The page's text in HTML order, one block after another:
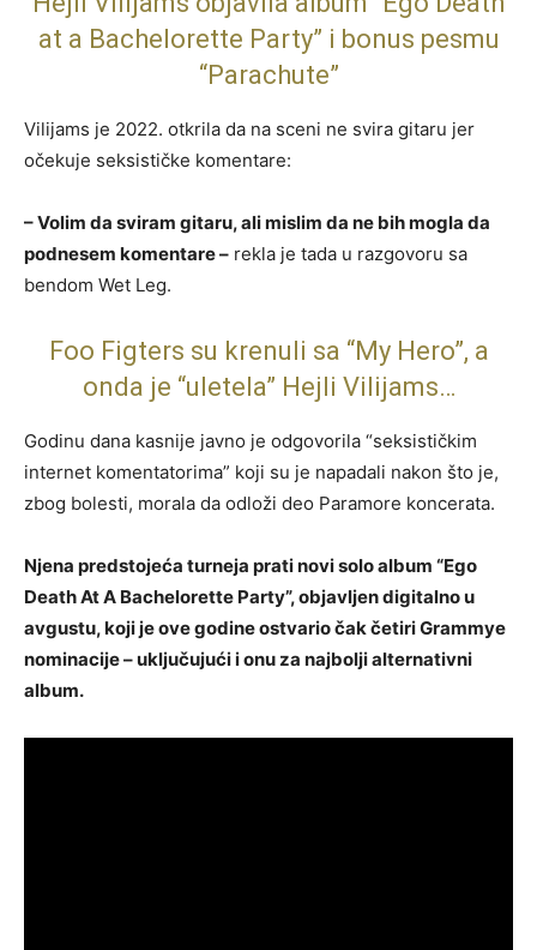
at a Bachelorette Party” i bonus pesmu
“Parachute”
Vilijams je 2022. otkrila da na sceni ne svira gitaru jer
očekuje seksističke komentare:
– Volim da sviram gitaru, ali mislim da ne bih mogla da
podnesem komentare – rekla je tada u razgovoru sa
bendom Wet Leg.
Foo Figters su krenuli sa “My Hero”, a
onda je “uletela” Hejli Vilijams…
Godinu dana kasnije javno je odgovorila “seksističkim
internet komentatorima” koji su je napadali nakon što je,
zbog bolesti, morala da odloži deo Paramore koncerata.
Njena predstojeća turneja prati novi solo album “Ego
Death At A Bachelorette Party”, objavljen digitalno u
avgustu, koji je ove godine ostvario čak četiri Grammye
nominacije – uključujući i onu za najbolji alternativni
album.